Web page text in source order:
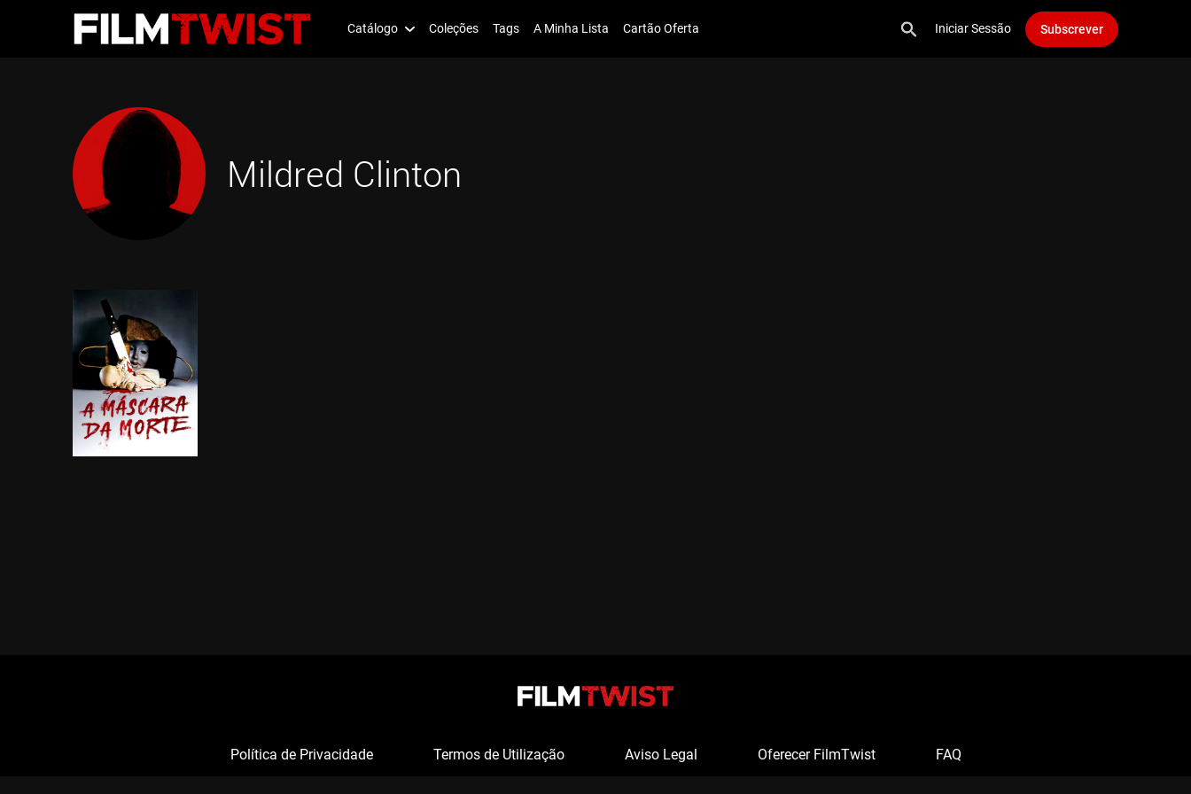
Catálogo Coleções Tags A Minha Lista Cartão Oferta Iniciar Sessão Subscrever
Mildred Clinton
Política de Privacidade Termos de Utilização Aviso Legal Oferecer FilmTwist FAQ